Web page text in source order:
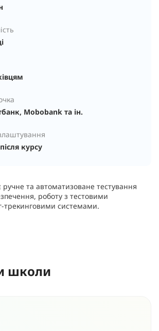
Mobobank та ін.
курсу
ручне та автоматизоване тестування
роботу з тестовими
трекинговими системами.
школи